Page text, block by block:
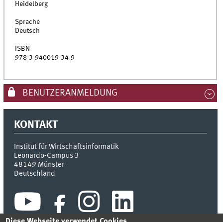
Heidelberg
Sprache
Deutsch
ISBN
978-3-940019-34-9
BENUTZERANMELDUNG
KONTAKT
Institut für Wirtschaftsinformatik
Leonardo-Campus 3
48149 Münster
Deutschland